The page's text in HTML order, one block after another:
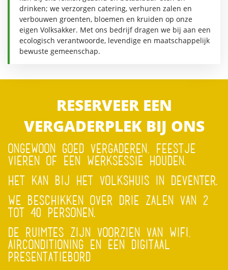
drinken; we verzorgen catering, verhuren zalen en
verbouwen groenten, bloemen en kruiden op onze
eigen Volksakker. Met ons bedrijf dragen we bij aan een
ecologisch verantwoorde, levendige en maatschappelijk
bewuste gemeenschap.
RESERVEER EEN
VERGADERPLEK BIJ ONS
ONGEWOON GOED VERGADEREN, FEESTJE
VIEREN OF EEN WERKSESSIE HOUDEN.
HET KAN BIJ HET VOLKSHUIS IN DEVENTER.
WE BESCHIKKEN OVER DRIE ZALEN VAN 2
TOT 40 PERSONEN.
DE RUIMTES ZIJN VOORZIEN VAN WIFI,
AIRCONDITIONING EN EEN DIGITAAL
PRESENTATIEBORD